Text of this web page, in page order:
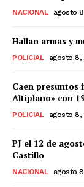
NACIONAL agosto
Hallan armas y
POLICIAL agosto 8,
Caen presuntos
Altiplano» con
POLICIAL agosto 8,
PJ el 12 de
Castillo
NACIONAL agosto